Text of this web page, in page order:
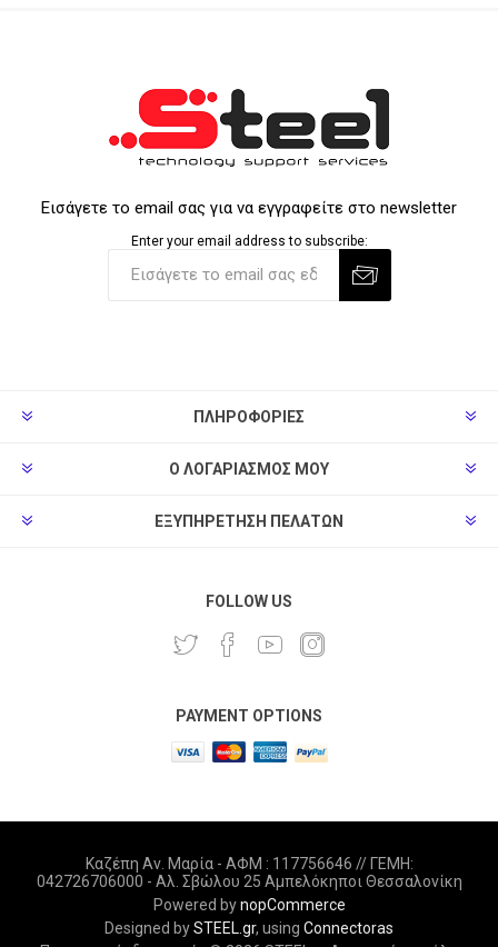
Εισάγετε το email σας για να εγγραφείτε στο newsletter
Enter your email address to subscribe:
ΠΛΗΡΟΦΟΡΊΕΣ
Ο ΛΟΓΑΡΙΑΣΜΌΣ ΜΟΥ
ΕΞΥΠΗΡΈΤΗΣΗ ΠΕΛΑΤΏΝ
FOLLOW US
PAYMENT OPTIONS
Καζέπη Αν. Μαρία - ΑΦΜ : 117756646 // ΓΕΜΗ:
042726706000 - Αλ. Σβώλου 25 Αμπελόκηποι Θεσσαλονίκη
Powered bynopCommerce
Designed bySTEEL.gr, using Connectoras